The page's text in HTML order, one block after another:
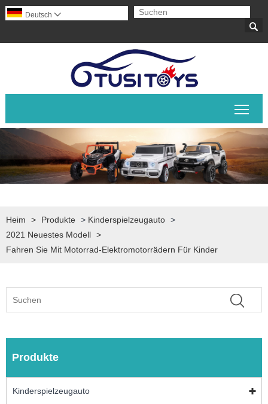

Deutsch 
Heim > Produkte > Kinderspielzeugauto >
2021 Neuestes Modell >
Fahren Sie Mit Motorrad-Elektromotorrädern Für Kinder
Produkte
Kinderspielzeugauto